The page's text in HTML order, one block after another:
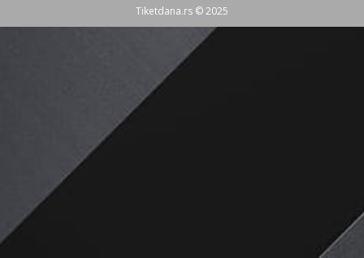
Tiketdana.rs © 2025